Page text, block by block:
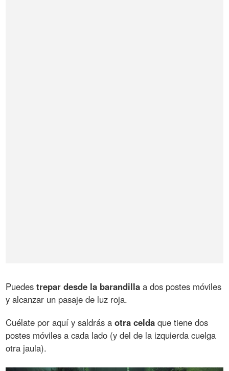
Puedestrepar desde la barandilla a dos postes móviles
y alcanzar un pasaje de luz roja.
Cuélate por aquí y saldrás aotra celda que tiene dos
postes móviles a cada lado (y del de la izquierda cuelga
otra jaula).